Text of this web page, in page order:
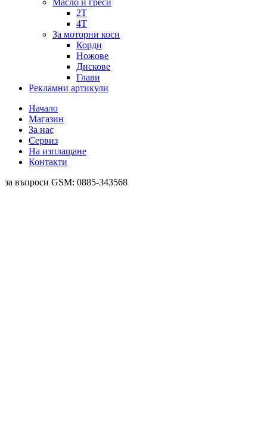
Масло и греси
2Т
4Т
За моторни коси
Корди
Ножове
Дискове
Глави
Рекламни артикули
Начало
Магазин
За нас
Сервиз
На изплащане
Контакти
за въпроси GSM: 0885-343568